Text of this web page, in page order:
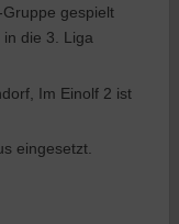
gespielt
die 3. Liga
Im Einolf 2 ist
eingesetzt.